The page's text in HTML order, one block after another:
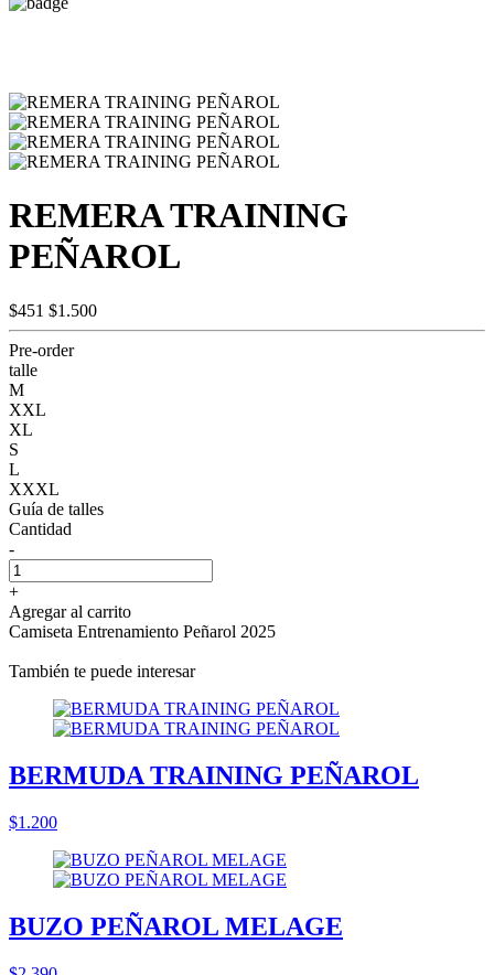
REMERA TRAINING
PEÑAROL
$451 $1.500
Pre-order
talle
M
XXL
XL
S
L
XXXL
Guía de talles
Cantidad
-
+
Agregar al carrito
Camiseta Entrenamiento Peñarol 2025
También te puede interesar
BERMUDA TRAINING PEÑAROL
$1.200
BUZO PEÑAROL MELAGE